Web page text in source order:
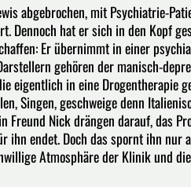
abgebrochen, mit Psychiatrie-
Dennoch hat er sich in den Kopf
Er übernimmt in einer
gehören der manisch-
eigentlich in eine Drogentherapie
Singen, geschweige denn
Nick drängen darauf, das
endet. Doch das spornt ihn nur
Atmosphäre der Klinik und